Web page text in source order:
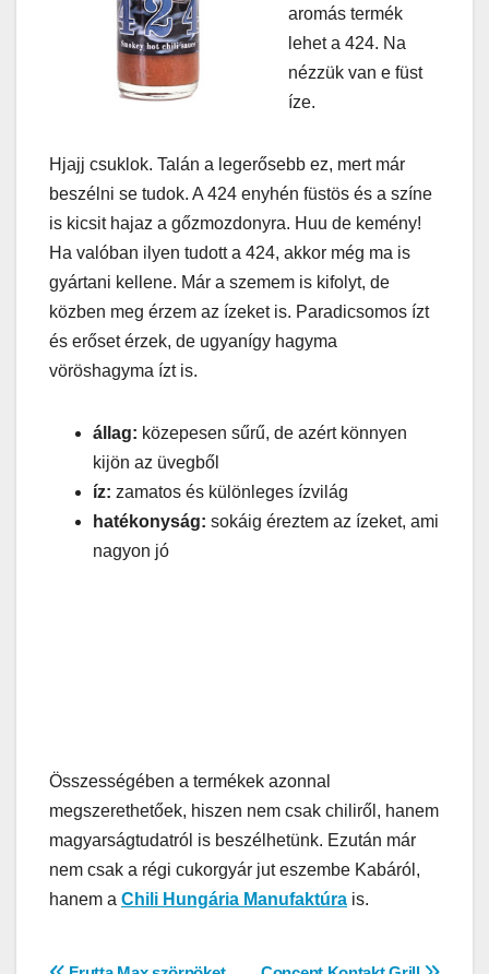
aromás termék
lehet a 424. Na
nézzük van e füst
íze.
Hjajj csuklok. Talán a legerősebb ez, mert már
beszélni se tudok. A 424 enyhén füstös és a színe
is kicsit hajaz a gőzmozdonyra. Huu de kemény!
Ha valóban ilyen tudott a 424, akkor még ma is
gyártani kellene. Már a szemem is kifolyt, de
közben meg érzem az ízeket is. Paradicsomos ízt
és erőset érzek, de ugyanígy hagyma
vöröshagyma ízt is.
állag: közepesen sűrű, de azért könnyen
kijön az üvegből
íz: zamatos és különleges ízvilág
hatékonyság: sokáig éreztem az ízeket, ami
nagyon jó
Összességében a termékek azonnal
megszerethetőek, hiszen nem csak chiliről, hanem
magyarságtudatról is beszélhetünk. Ezután már
nem csak a régi cukorgyár jut eszembe Kabáról,
hanem a Chili Hungária Manufaktúra is.